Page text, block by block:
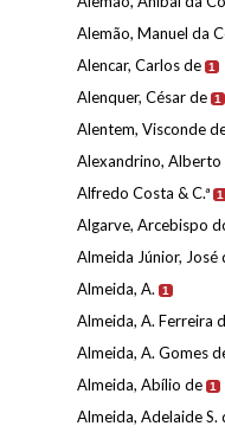
Alemão, Manuel da
Alencar, Carlos de 1
Alenquer, César de 1
Alentem, Visconde
Alexandrino, Alberto
Alfredo Costa & C.ª 1
Algarve, Arcebispo
Almeida Júnior, José
Almeida, A. 1
Almeida, A. Ferreira
Almeida, A. Gomes
Almeida, Abílio de 1
Almeida, Adelaide S.